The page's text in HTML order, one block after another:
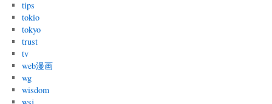
tips
tokio
tokyo
trust
tv
web漫画
wg
wisdom